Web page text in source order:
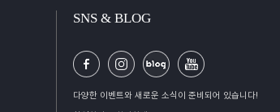
SNS & BLOG
다양한 이벤트와 새로운 소식이 준비되어 있습니다!